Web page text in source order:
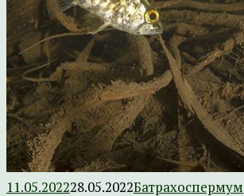
11.05.202228.05.2022Батрахоспермум